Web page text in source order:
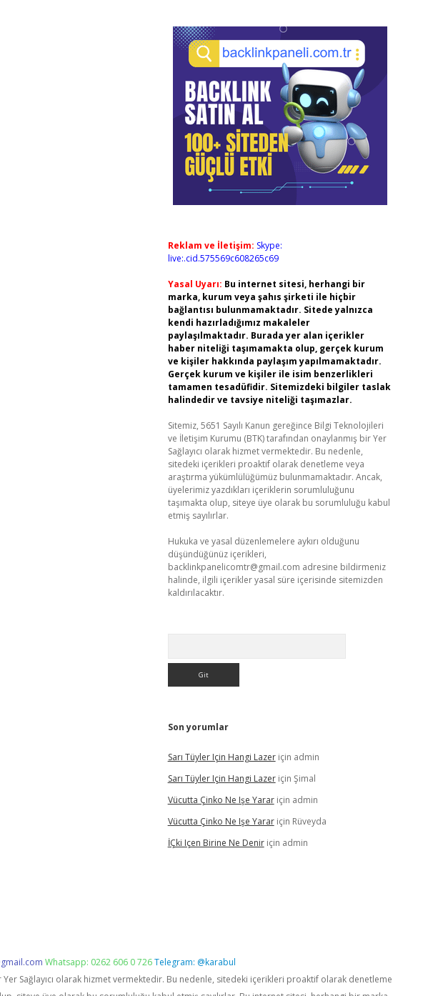
Reklam ve İletişim: Skype:
live:.cid.575569c608265c69
Yasal Uyarı: Bu internet sitesi, herhangi bir
marka, kurum veya şahıs şirketi ile hiçbir
bağlantısı bulunmamaktadır. Sitede yalnızca
kendi hazırladığımız makaleler
paylaşılmaktadır. Burada yer alan içerikler
haber niteliği taşımamakta olup, gerçek kurum
ve kişiler hakkında paylaşım yapılmamaktadır.
Gerçek kurum ve kişiler ile isim benzerlikleri
tamamen tesadüfidir. Sitemizdeki bilgiler taslak
halindedir ve tavsiye niteliği taşımazlar.
Sitemiz, 5651 Sayılı Kanun gereğince Bilgi Teknolojileri
ve İletişim Kurumu (BTK) tarafından onaylanmış bir Yer
Sağlayıcı olarak hizmet vermektedir. Bu nedenle,
sitedeki içerikleri proaktif olarak denetleme veya
araştırma yükümlülüğümüz bulunmamaktadır. Ancak,
üyelerimiz yazdıkları içeriklerin sorumluluğunu
taşımakta olup, siteye üye olarak bu sorumluluğu kabul
etmiş sayılırlar.
Hukuka ve yasal düzenlemelere aykırı olduğunu
düşündüğünüz içerikleri,
backlinkpanelicomtr@gmail.com adresine bildirmeniz
halinde, ilgili içerikler yasal süre içerisinde sitemizden
kaldırılacaktır.
Son yorumlar
Sarı Tüyler Için Hangi Lazeriçin admin
Sarı Tüyler Için Hangi Lazeriçin Şimal
Vücutta Çinko Ne Işe Yarariçin admin
Vücutta Çinko Ne Işe Yarariçin Rüveyda
İÇki Içen Birine Ne Deniriçin admin
Whatsapp: 0262 606 0 726Telegram: @karabul
Sağlayıcı olarak hizmet vermektedir. Bu nedenle, sitedeki içerikleri proaktif olarak denetleme